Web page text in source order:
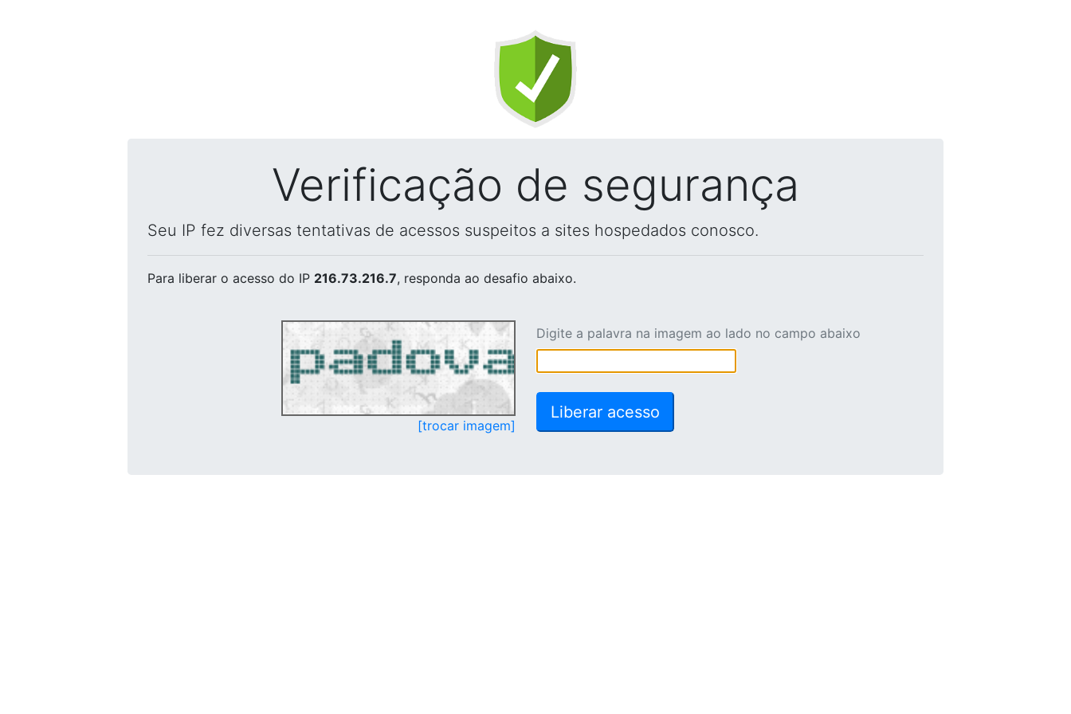
Verificação de segurança
Seu IP fez diversas tentativas de acessos suspeitos a sites hospedados conosco.
Para liberar o acesso do IP 216.73.216.7, responda ao desafio abaixo.
[trocar imagem]
Digite a palavra na imagem ao lado no campo abaixo